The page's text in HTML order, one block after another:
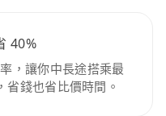
40%
，讓你中長途搭乘最
省錢也省比價時間。